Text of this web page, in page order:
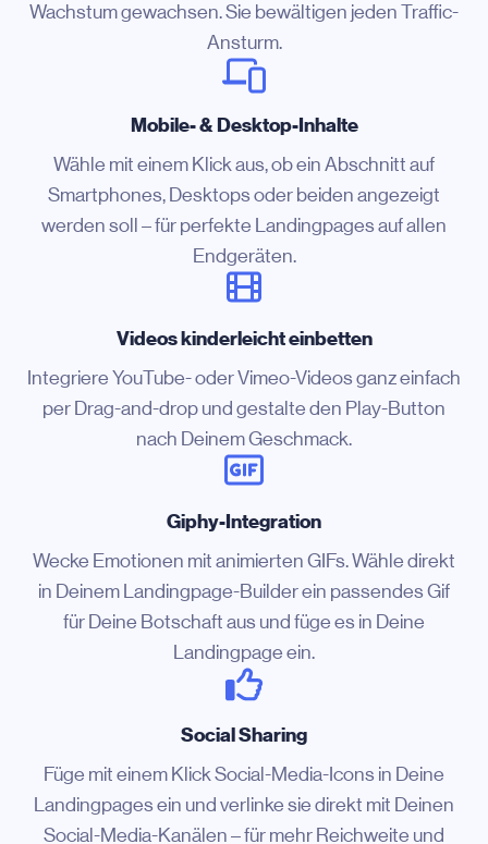
Wachstum gewachsen. Sie bewältigen jeden Traffic-
Ansturm.
Mobile- & Desktop-Inhalte
Wähle mit einem Klick aus, ob ein Abschnitt auf
Smartphones, Desktops oder beiden angezeigt
werden soll – für perfekte Landingpages auf allen
Endgeräten.
Videos kinderleicht einbetten
Integriere YouTube- oder Vimeo-Videos ganz einfach
per Drag-and-drop und gestalte den Play-Button
nach Deinem Geschmack.
Giphy-Integration
Wecke Emotionen mit animierten GIFs. Wähle direkt
in Deinem Landingpage-Builder ein passendes Gif
für Deine Botschaft aus und füge es in Deine
Landingpage ein.
Social Sharing
Füge mit einem Klick Social-Media-Icons in Deine
Landingpages ein und verlinke sie direkt mit Deinen
Social-Media-Kanälen – für mehr Reichweite und